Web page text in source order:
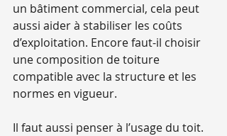
un bâtiment commercial, cela peut
aussi aider à stabiliser les coûts
d’exploitation. Encore faut-il choisir
une composition de toiture
compatible avec la structure et les
normes en vigueur.
Il faut aussi penser à l’usage du toit.